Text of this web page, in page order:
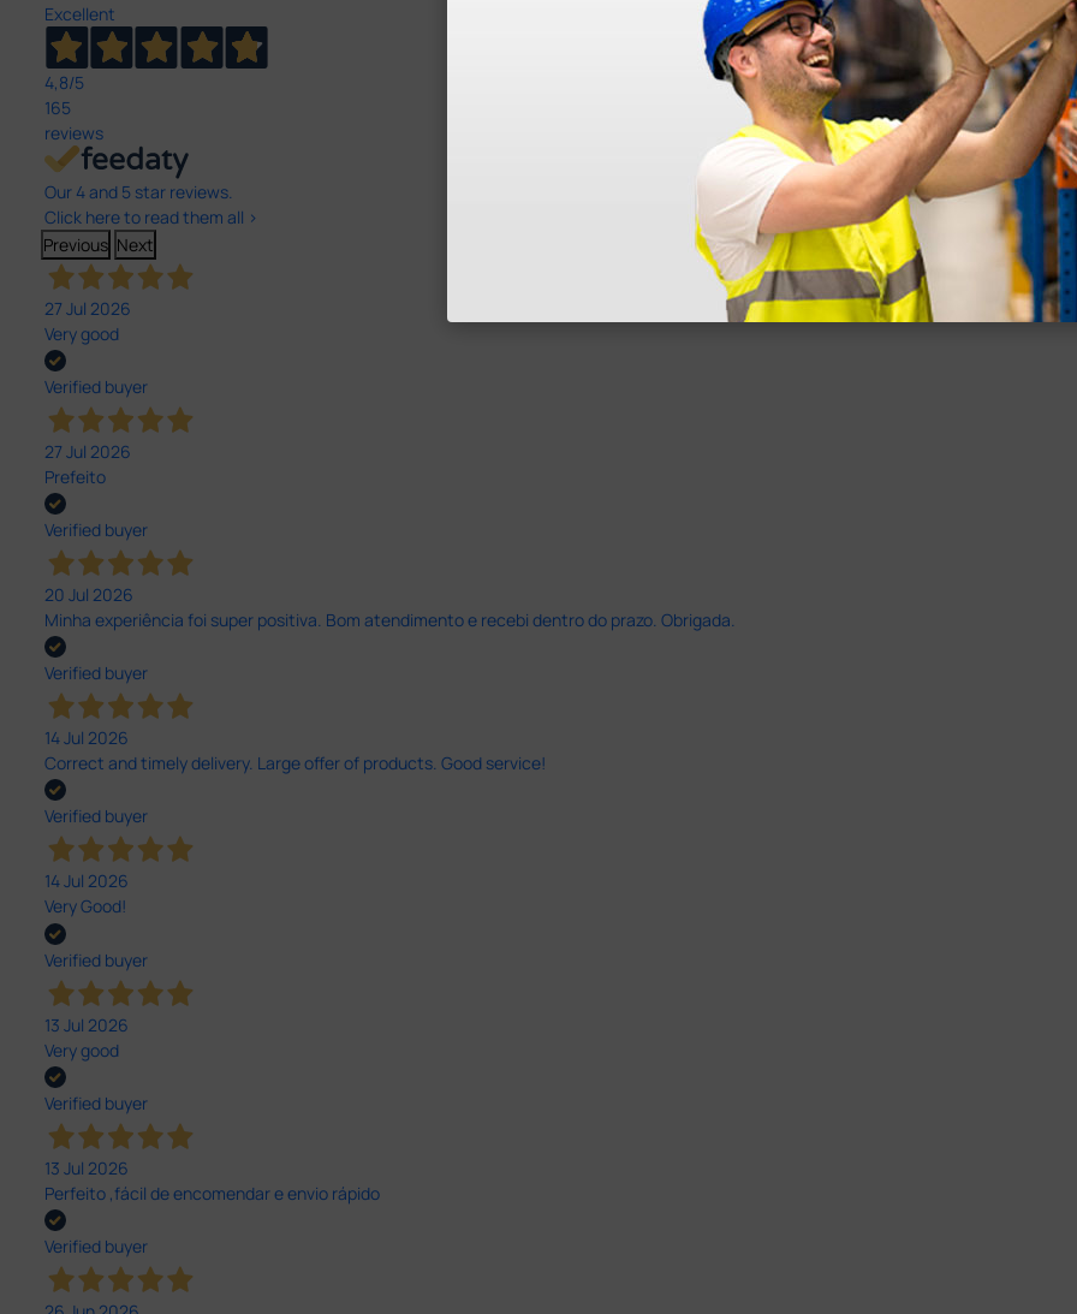
Excellent
4,8/5
165
reviews
Our 4 and 5 star reviews.
Click here to read them all >
Previous Next
27 Jul 2026
Very good
Verified buyer
27 Jul 2026
Prefeito
Verified buyer
20 Jul 2026
Minha experiência foi super positiva. Bom atendimento e recebi dentro do prazo. Obrigada.
Verified buyer
14 Jul 2026
Correct and timely delivery. Large offer of products. Good service!
Verified buyer
14 Jul 2026
Very Good!
Verified buyer
13 Jul 2026
Very good
Verified buyer
13 Jul 2026
Perfeito ,fácil de encomendar e envio rápido
Verified buyer